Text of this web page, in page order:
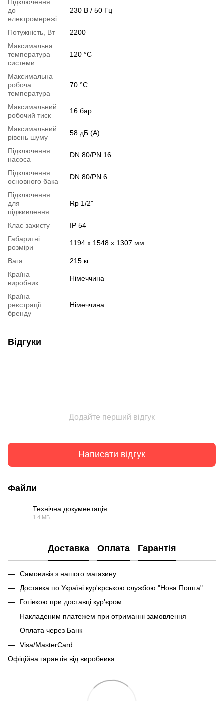
до
електромережі
230 В / 50 Гц
Потужність, Вт
2200
Максимальна
температура
системи
120 °C
Максимальна
робоча
температура
70 °C
Максимальний
робочий тиск
16 бар
Максимальний
рівень шуму
58 дБ (A)
Підключення
насоса
DN 80/PN 16
Підключення
основного бака
DN 80/PN 6
Підключення
для
підживлення
Rp 1/2"
Клас захисту
IP 54
Габаритні
розміри
1194 x 1548 x 1307 мм
Вага
215 кг
Країна
виробник
Німеччина
Країна
реєстрації
бренду
Німеччина
Відгуки
Додайте перший відгук
Написати відгук
Файли
Технічна документація
1.4 МБ
Доставка Оплата Гарантія
Самовивіз з нашого магазину
Доставка по Україні кур'єрською службою "Нова Пошта"
Готівкою при доставці кур'єром
Накладеним платежем при отриманні замовлення
Оплата через Банк
Visa/MasterCard
Офіційна гарантія від виробника